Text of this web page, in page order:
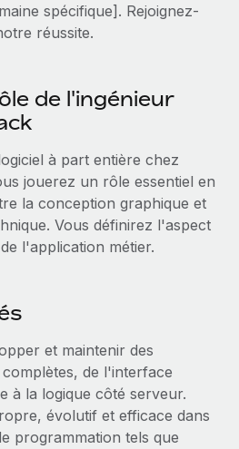
équipements informatiques
rapidement et en toute
le déménagement de vos
avantages sociaux
Xero et Gestion des
mission d'aider les entreprises de
gérer et payer...
spécifique]. Rejoignez-
réussite.
de l'ingénieur
à part entière chez
jouerez un rôle essentiel en
la conception graphique et
Vous définirez l'aspect
l'application métier.
et maintenir des
de l'interface
à la logique côté serveur.
évolutif et efficace dans
programmation tels que